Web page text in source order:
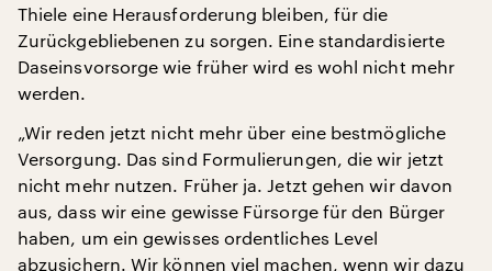
Thiele eine Herausforderung bleiben, für die
Zurückgebliebenen zu sorgen. Eine standardisierte
Daseinsvorsorge wie früher wird es wohl nicht mehr
werden.
„Wir reden jetzt nicht mehr über eine bestmögliche
Versorgung. Das sind Formulierungen, die wir jetzt
nicht mehr nutzen. Früher ja. Jetzt gehen wir davon
aus, dass wir eine gewisse Fürsorge für den Bürger
haben, um ein gewisses ordentliches Level
abzusichern. Wir können viel machen, wenn wir dazu